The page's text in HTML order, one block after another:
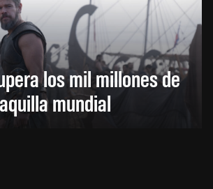
los mil millones de
mundial